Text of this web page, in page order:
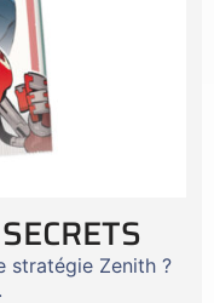
stratégie Zenith ?